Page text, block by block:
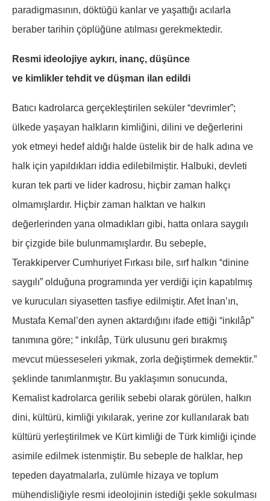
paradigmasının, döktüğü kanlar ve yaşattığı acılarla
beraber tarihin çöplüğüne atılması gerekmektedir.
Resmi ideolojiye aykırı, inanç, düşünce
ve kimlikler tehdit ve düşman ilan edildi
Batıcı kadrolarca gerçekleştirilen seküler “devrimler”;
ülkede yaşayan halkların kimliğini, dilini ve değerlerini
yok etmeyi hedef aldığı halde üstelik bir de halk adına ve
halk için yapıldıkları iddia edilebilmiştir. Halbuki, devleti
kuran tek parti ve lider kadrosu, hiçbir zaman halkçı
olmamışlardır. Hiçbir zaman halktan ve halkın
değerlerinden yana olmadıkları gibi, hatta onlara saygılı
bir çizgide bile bulunmamışlardır. Bu sebeple,
Terakkiperver Cumhuriyet Fırkası bile, sırf halkın “dinine
saygılı” olduğuna programında yer verdiği için kapatılmış
ve kurucuları siyasetten tasfiye edilmiştir. Afet İnan’ın,
Mustafa Kemal’den aynen aktardığını ifade ettiği “inkılâp”
tanımına göre; “ inkılâp, Türk ulusunu geri bırakmış
mevcut müesseseleri yıkmak, zorla değiştirmek demektir.”
şeklinde tanımlanmıştır. Bu yaklaşımın sonucunda,
Kemalist kadrolarca gerilik sebebi olarak görülen, halkın
dini, kültürü, kimliği yıkılarak, yerine zor kullanılarak batı
kültürü yerleştirilmek ve Kürt kimliği de Türk kimliği içinde
asimile edilmek istenmiştir. Bu sebeple de halklar, hep
tepeden dayatmalarla, zulümle hizaya ve toplum
mühendisliğiyle resmi ideolojinin istediği şekle sokulması